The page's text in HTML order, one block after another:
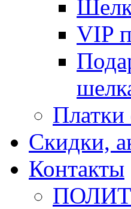
VIP
Платки
Скидки,
Контакты